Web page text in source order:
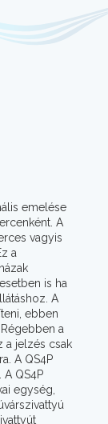
emelése
A
vagyis
a
is ha
A
ebben
a
a jelzés csak
A QS4P
QS4P
egység,